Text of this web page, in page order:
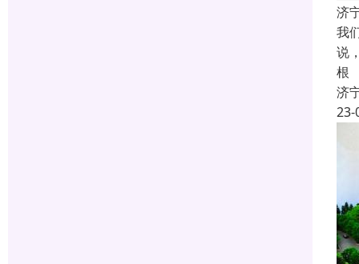
济
我
说
根
济
23-